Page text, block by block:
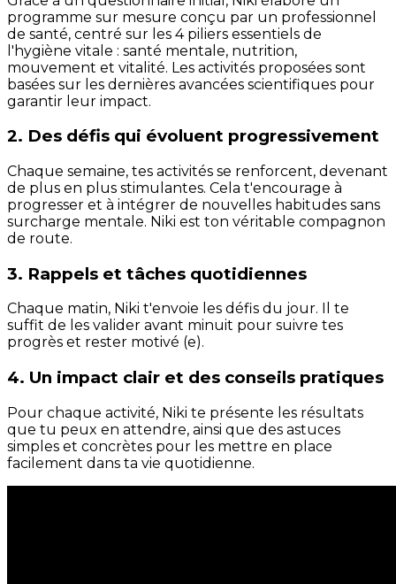
programme sur mesure conçu par un professionnel
de santé, centré sur les 4 piliers essentiels de
l'hygiène vitale : santé mentale, nutrition,
mouvement et vitalité. Les activités proposées sont
basées sur les dernières avancées scientifiques pour
garantir leur impact.
2. Des défis qui évoluent progressivement
Chaque semaine, tes activités se renforcent, devenant
de plus en plus stimulantes. Cela t'encourage à
progresser et à intégrer de nouvelles habitudes sans
surcharge mentale. Niki est ton véritable compagnon
de route.
3. Rappels et tâches quotidiennes
Chaque matin, Niki t'envoie les défis du jour. Il te
suffit de les valider avant minuit pour suivre tes
progrès et rester motivé (e).
4. Un impact clair et des conseils pratiques
Pour chaque activité, Niki te présente les résultats
que tu peux en attendre, ainsi que des astuces
simples et concrètes pour les mettre en place
facilement dans ta vie quotidienne.